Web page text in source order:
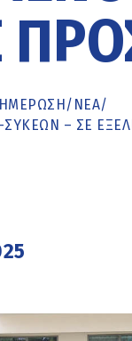
/ ΝΕΑ/
– ΣΕ